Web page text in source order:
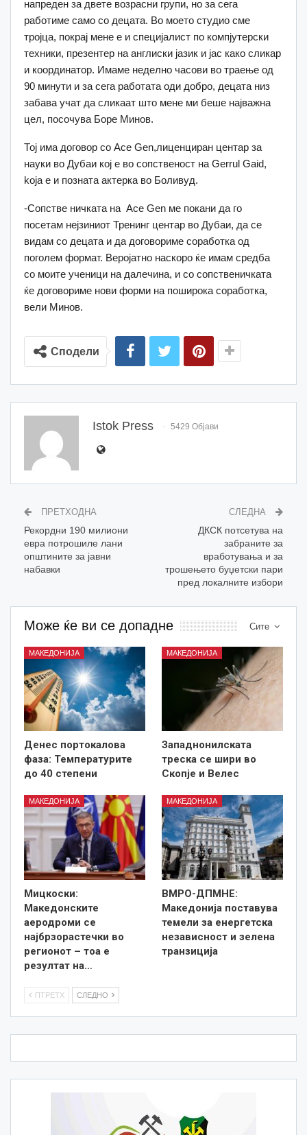
напреден за двете возрасни групи, но за сега
работиме само со децата. Во моето студио сме
тројца, покрај мене е и специјалист по компјутерски
техники, презентер на англиски јазик и јас како сликар
и координатор. Имаме неделно часови во траење од
90 минути и за сега работата оди добро, децата низ
забава учат да сликаат што мене ми беше најважна
цел, посочува Боре Минов.
Тој има договор со Ace Gen,лиценциран центар за
науки во Дубаи кој е во сопственост на Gerrul Gaid,
koja е и позната актерка во Боливуд.
-Сопстве ничката на Ace Gen ме покани да го
посетам нејзиниот Тренинг центар во Дубаи, да се
видам со децата и да договориме соработка од
поголем формат. Веројатно наскоро ќе имам средба
со моите ученици на далечина, и со сопственичката
ќе договориме нови форми на поширока соработка,
вели Минов.
Сподели
Istok Press 5429 Објави
ПРЕТХОДНА
Рекордни 190 милиони
евра потрошиле лани
општините за јавни
набавки
СЛЕДНА
ДКСК потсетува на
забраните за
вработувања и за
трошењето буџетски пари
пред локалните избори
Сите
Може ќе ви се допадне
МАКЕДОНИЈА
Денес портокалова
фаза: Температурите
до 40 степени
МАКЕДОНИЈА
Западнонилската
треска се шири во
Скопје и Велес
МАКЕДОНИЈА
Мицкоски:
Македонските
аеродроми се
најбрзорастечки во
регионот – тоа е
резултат на…
МАКЕДОНИЈА
ВМРО-ДПМНЕ:
Македонија поставува
темели за енергетска
независност и зелена
транзиција
ПТРЕТХ СЛЕДНО